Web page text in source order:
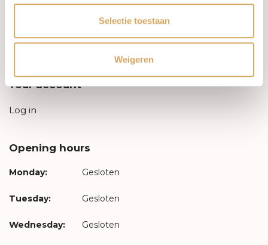
Selectie toestaan
Weigeren
Leveringsvoorwaarden
Privacy Policy
Your account
Log in
Opening hours
Monday: Gesloten
Tuesday: Gesloten
Wednesday: Gesloten